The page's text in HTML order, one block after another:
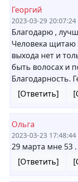
Георгий
2023-03-29 20:07:24
Благодарю ,
Человека щитаю
выхода нет и
быть волосах и
Благодарность.
[Ответить]
Ольга
2023-03-23 17:48:44
29 марта мне 53 .
[Ответить]